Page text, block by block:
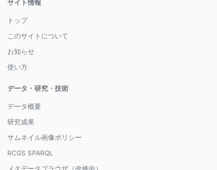
サイト情報
トップ
このサイトについて
お知らせ
使い方
データ・研究・技術
データ概要
研究成果
サムネイル画像ポリシー
RCGS SPARQL